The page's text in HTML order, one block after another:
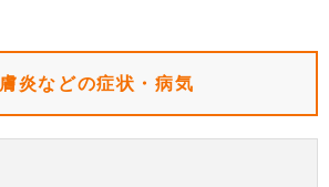
炎などの症状・病気